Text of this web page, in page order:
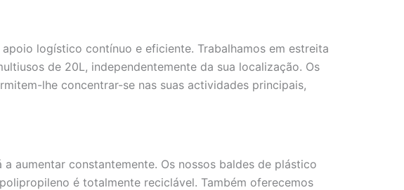
logístico contínuo e eficiente. Trabalhamos em estreita
de 20L, independentemente da sua localização. Os
lhe concentrar-se nas suas actividades principais,
aumentar constantemente. Os nossos baldes de plástico
é totalmente reciclável. Também oferecemos